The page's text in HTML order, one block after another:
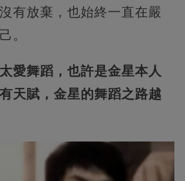
有放棄，也始終一直在嚴
。
愛舞蹈，也許是金星本人
天賦，金星的舞蹈之路越